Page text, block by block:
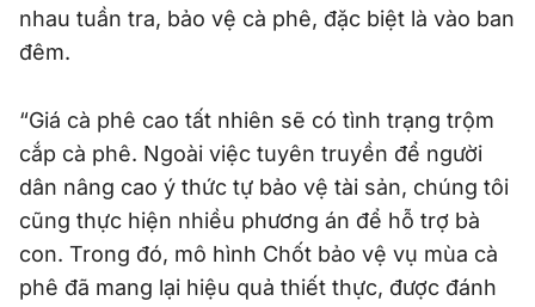
nhau tuần tra, bảo vệ cà phê, đặc biệt là vào ban
đêm.
“Giá cà phê cao tất nhiên sẽ có tình trạng trộm
cắp cà phê. Ngoài việc tuyên truyền để người
dân nâng cao ý thức tự bảo vệ tài sản, chúng tôi
cũng thực hiện nhiều phương án để hỗ trợ bà
con. Trong đó, mô hình Chốt bảo vệ vụ mùa cà
phê đã mang lại hiệu quả thiết thực, được đánh